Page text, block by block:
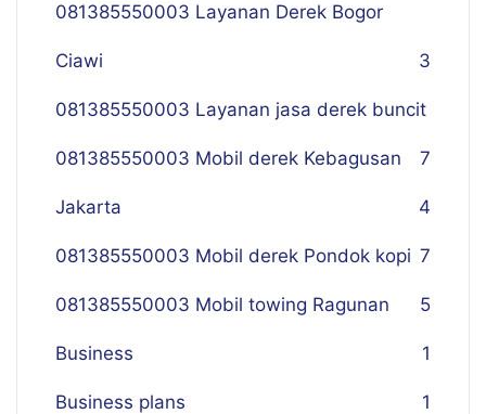
081385550003 Layanan Derek Bogor
Ciawi 3
081385550003 Layanan jasa derek buncit
7
081385550003 Mobil derek Kebagusan
Jakarta 4
081385550003 Mobil derek Pondok kopi 7
081385550003 Mobil towing Ragunan 5
Business 1
Business plans 1